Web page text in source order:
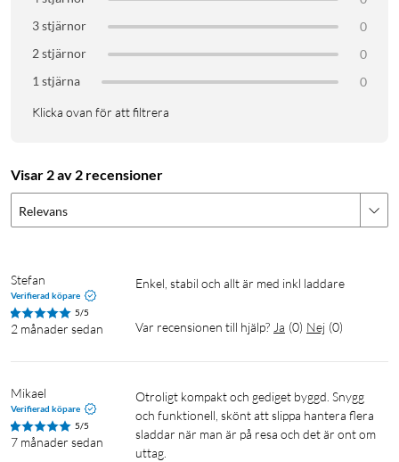
3 stjärnor
0
2 stjärnor
0
1 stjärna
0
Klicka ovan för att filtrera
Visar 2 av 2 recensioner
Relevans
Stefan
Verifierad köpare
5/5
2 månader sedan
Enkel, stabil och allt är med inkl laddare
Var recensionen till hjälp? Ja (0) Nej (0)
Mikael
Verifierad köpare
5/5
7 månader sedan
Otroligt kompakt och gediget byggd. Snygg
och funktionell, skönt att slippa hantera flera
sladdar när man är på resa och det är ont om
uttag.